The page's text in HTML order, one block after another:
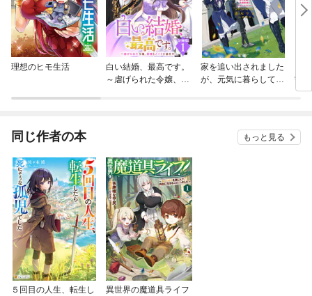
理想のヒモ生活
白い結婚、最高です。
～虐げられた令嬢、新
家を追い出されました
が、元気に暮らしてい
誓
同じ作者の本 もっと見る
５回目の人生、転生し
異世界の魔道具ライフ